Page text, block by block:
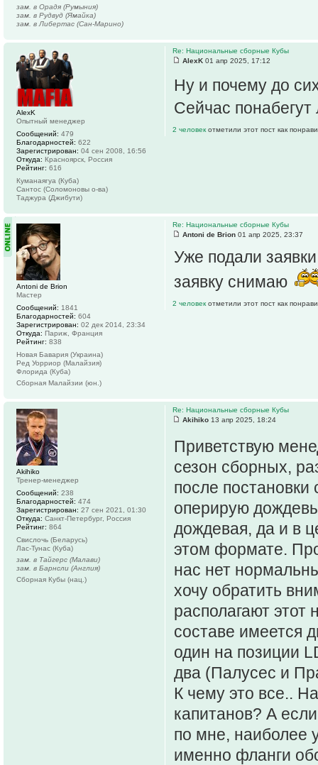
зам. в Орадя (Румыния)
зам. в Рудвуд (Ямайка)
зам. в Либертас (Сан-Марино)
Re: Национальные сборные Кубы
AlexK 01 апр 2025, 17:12
Ну и почему до
Сейчас
2 человек отметили этот пост как
AlexK
Опытный менеджер
Сообщений: 479
Благодарностей: 622
Зарегистрирован: 04 сен 2008, 16:56
Откуда: Красноярск, Россия
Рейтинг: 616
Куманаягуа (Куба)
Сантос (Соломоновы о-ва)
Таджура (Джибути)
Re: Национальные сборные Кубы
Antoni de Brion 01 апр 2025, 23:37
Уже подали
заявку снимаю
2 человек отметили этот пост как
Antoni de Brion
Мастер
Сообщений: 1841
Благодарностей: 604
Зарегистрирован: 02 дек 2014, 23:34
Откуда: Париж, Франция
Рейтинг: 838
Новая Бавария (Украина)
Ред Уорриор (Малайзия)
Флорида (Куба)
Сборная Малайзии (юн.)
Re: Национальные сборные Кубы
Akihiko 13 апр 2025, 18:24
Приветствую
сезон сборных,
после постановки
оперирую
дождевая, да и в
этом формате.
нас нет
хочу обратить
располагают
составе имеется
один на позиции
два (Палусес и
К чему это все..
капитанов? А
по мне, наиболее
именно фланги
Akihiko
Тренер-менеджер
Сообщений: 238
Благодарностей: 474
Зарегистрирован: 27 сен 2021, 01:30
Откуда: Санкт-Петербург, Россия
Рейтинг: 864
Свислочь (Беларусь)
Лас-Тунас (Куба)
зам. в Тайгерс (Малави)
зам. в Барнсли (Англия)
Сборная Кубы (нац.)